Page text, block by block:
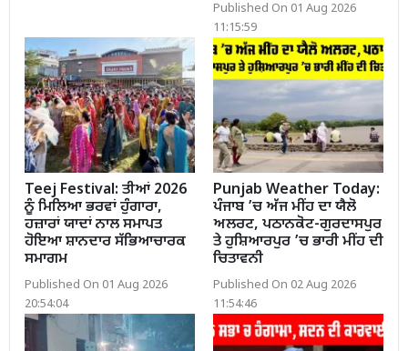
Published On 01 Aug 2026
11:15:59
Teej Festival: ਤੀਆਂ 2026
ਨੂੰ ਮਿਲਿਆ ਭਰਵਾਂ ਹੁੰਗਾਰਾ,
ਹਜ਼ਾਰਾਂ ਯਾਦਾਂ ਨਾਲ ਸਮਾਪਤ
ਹੋਇਆ ਸ਼ਾਨਦਾਰ ਸੱਭਿਆਚਾਰਕ
ਸਮਾਗਮ
Published On 01 Aug 2026
20:54:04
Punjab Weather Today:
ਪੰਜਾਬ ’ਚ ਅੱਜ ਮੀਂਹ ਦਾ ਯੈਲੋ
ਅਲਰਟ, ਪਠਾਨਕੋਟ-ਗੁਰਦਾਸਪੁਰ
ਤੇ ਹੁਸ਼ਿਆਰਪੁਰ ’ਚ ਭਾਰੀ ਮੀਂਹ ਦੀ
ਚਿਤਾਵਨੀ
Published On 02 Aug 2026
11:54:46